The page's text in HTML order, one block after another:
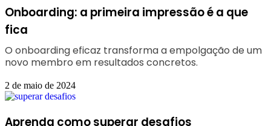
Onboarding: a primeira impressão é a que
fica
O onboarding eficaz transforma a empolgação de um
novo membro em resultados concretos.
2 de maio de 2024
Aprenda como superar desafios